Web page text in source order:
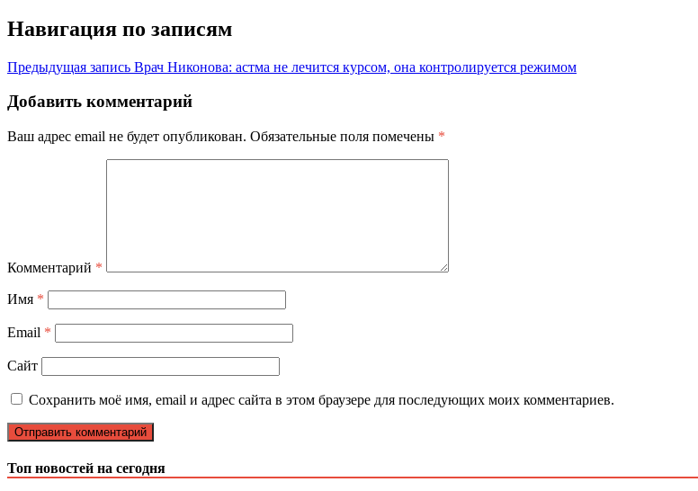
Навигация по записям
Предыдущая запись Врач Никонова: астма не лечится курсом, она контролируется режимом
Добавить комментарий
Ваш адрес email не будет опубликован. Обязательные поля помечены *
Комментарий *
Имя *
Email *
Сайт
Сохранить моё имя, email и адрес сайта в этом браузере для последующих моих комментариев.
Топ новостей на сегодня